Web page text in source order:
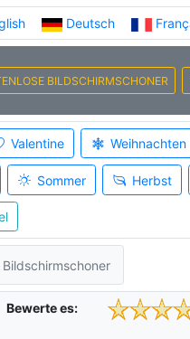
Deutsch
BILDSCHIRMSCHONER
Valentine Weihnachten
Sommer Herbst
Bewerte es: